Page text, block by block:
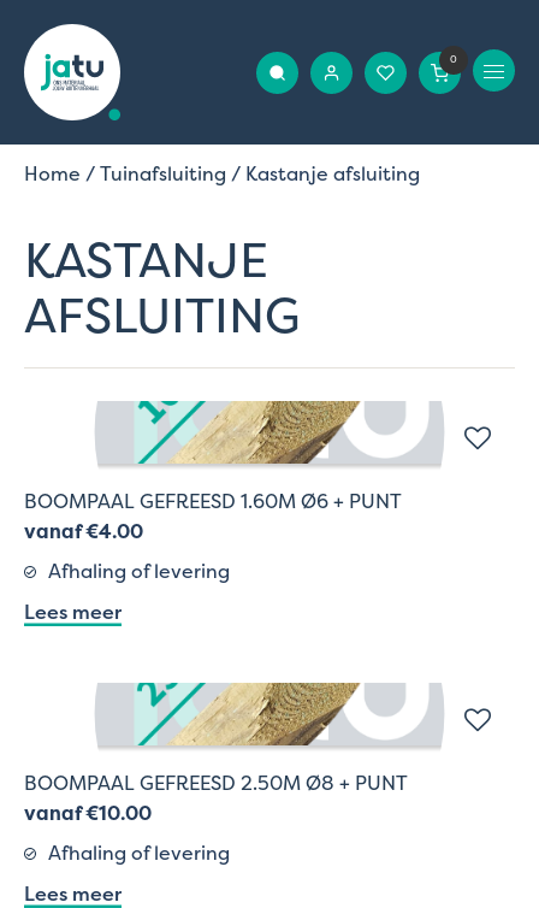
0
Home /Tuinafsluiting / Kastanje afsluiting
KASTANJE
AFSLUITING
BOOMPAAL GEFREESD 1.60M Ø6 + PUNT
vanaf €4.00
Afhaling of levering
Lees meer
BOOMPAAL GEFREESD 2.50M Ø8 + PUNT
vanaf €10.00
Afhaling of levering
Lees meer